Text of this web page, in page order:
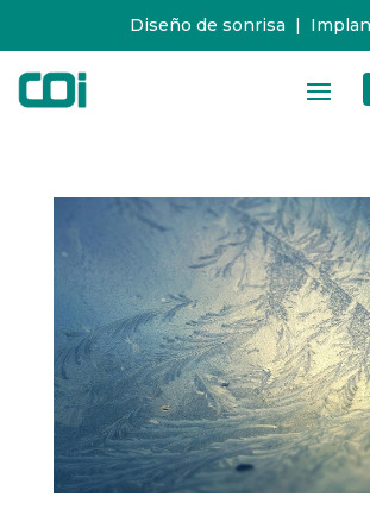
Diseño de sonrisa |